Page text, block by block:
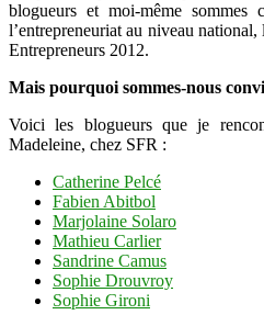
blogueurs et moi-même
l’entrepreneuriat au niveau
Entrepreneurs 2012.
Mais pourquoi sommes-nous
Voici les blogueurs que je
Madeleine, chez SFR :
Catherine Pelcé
Fabien Abitbol
Marjolaine Solaro
Mathieu Carlier
Sandrine Camus
Sophie Drouvroy
Sophie Gironi